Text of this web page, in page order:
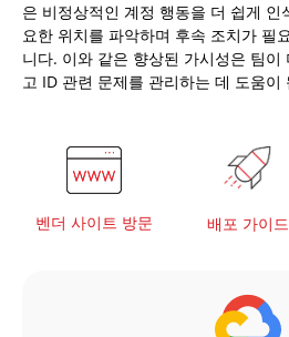
은 비정상적인 계정 행동을 더 쉽게 인
요한 위치를 파악하며 후속 조치가 필
니다. 이와 같은 향상된 가시성은 팀이
고 ID 관련 문제를 관리하는 데 도움이
벤더 사이트 방문 배포 가이드